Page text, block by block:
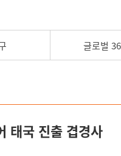
글로벌
태국 진출 겹경사